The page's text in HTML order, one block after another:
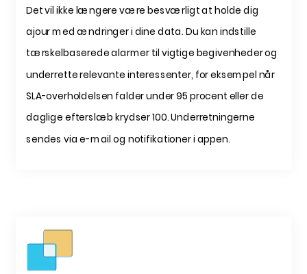
Det vil ikke længere være besværligt at holde dig
ajour med ændringer i dine data. Du kan indstille
tærskelbaserede alarmer til vigtige begivenheder og
underrette relevante interessenter, for eksempel når
SLA-overholdelsen falder under 95 procent eller de
daglige efterslæb krydser 100. Underretningerne
sendes via e-mail og notifikationer i appen.